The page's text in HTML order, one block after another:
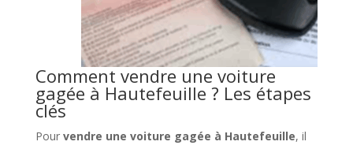
Comment vendre une voiture
gagée à Hautefeuille ? Les étapes
clés
Pour vendre une voiture gagée à Hautefeuille, il